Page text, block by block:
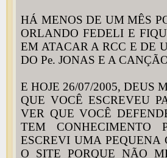
HÁ MENOS DE UM MÊS
ORLANDO FEDELI E
EM ATACAR A RCC E DE
DO Pe. JONAS E A
E HOJE 26/07/2005, DEUS
QUE VOCÊ ESCREVEU
VER QUE VOCÊ
TEM CONHECIMENTO
ESCREVI UMA
O SITE PORQUE NÃO